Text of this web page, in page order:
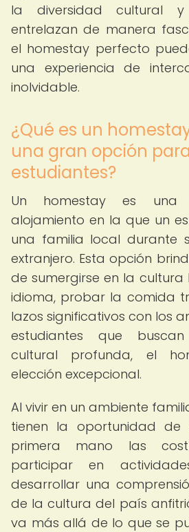
la diversidad cultural
entrelazan de manera
el homestay perfecto
una experiencia de
inolvidable.
¿Qué es un
una gran opción
estudiantes?
Un homestay es una
alojamiento en la que un
una familia local durante
extranjero. Esta opción
de sumergirse en la
idioma, probar la comida
lazos significativos con los
estudiantes que
cultural profunda, el
elección excepcional.
Al vivir en un ambiente
tienen la oportunidad de
primera mano las
participar en
desarrollar una
de la cultura del país
va más allá de lo que se